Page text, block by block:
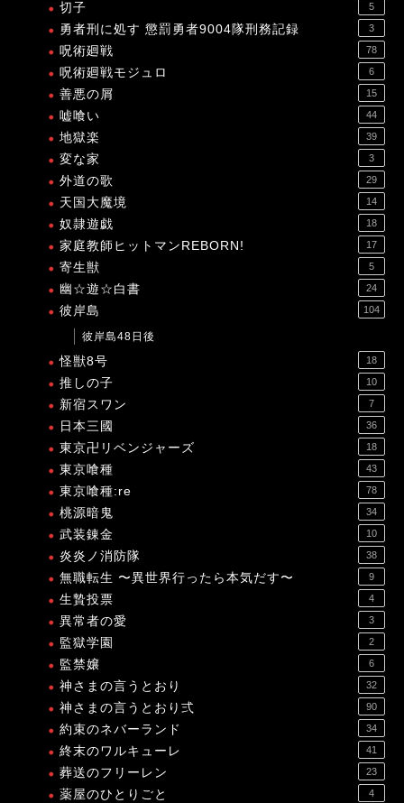
切子 5
勇者刑に処す 懲罰勇者9004隊刑務記録 3
呪術廻戦 78
呪術廻戦モジュロ 6
善悪の屑 15
嘘喰い 44
地獄楽 39
変な家 3
外道の歌 29
天国大魔境 14
奴隷遊戯 18
家庭教師ヒットマンREBORN! 17
寄生獣 5
幽☆遊☆白書 24
彼岸島 104
彼岸島48日後
怪獣8号 18
推しの子 10
新宿スワン 7
日本三國 36
東京卍リベンジャーズ 18
東京喰種 43
東京喰種:re 78
桃源暗鬼 34
武装錬金 10
炎炎ノ消防隊 38
無職転生 〜異世界行ったら本気だす〜 9
生贄投票 4
異常者の愛 3
監獄学園 2
監禁嬢 6
神さまの言うとおり 32
神さまの言うとおり弍 90
約束のネバーランド 34
終末のワルキューレ 41
葬送のフリーレン 23
薬屋のひとりごと 4